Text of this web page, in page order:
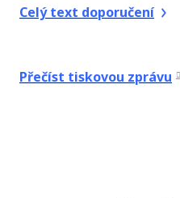
KYBER a
Mediální
Celý text doporučení
Přečíst tiskovou zprávu